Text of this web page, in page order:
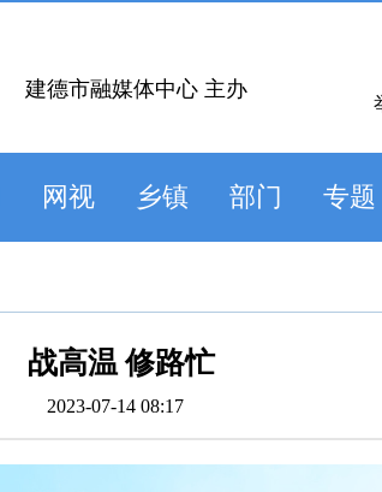
建德市融媒体中心 主办
网视 乡镇 部门 专题
战高温 修路忙
2023-07-14 08:17